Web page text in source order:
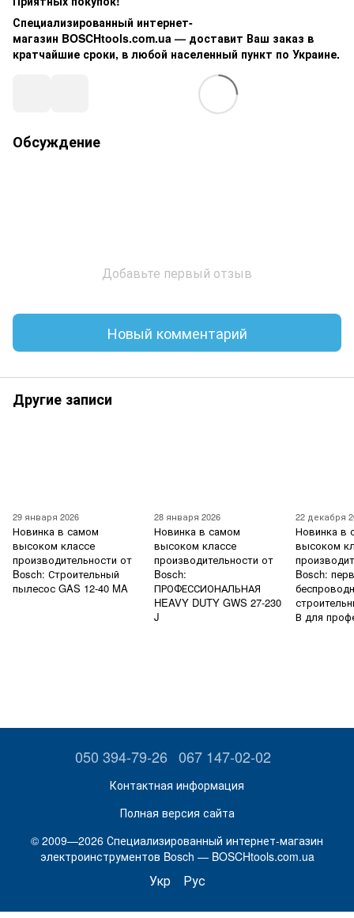
Специализированный интернет-
магазин BOSCHtools.com.ua — доставит Ваш заказ в
кратчайшие сроки, в любой населенный пункт по Украине.
Обсуждение
Добавьте первый отзыв
Новый комментарий
Другие записи
29 января 2026
Новинка в самом
высоком классе
производительности от
Bosch: Строительный
пылесос GAS 12-40 MA
28 января 2026
Новинка в самом
высоком классе
производительности от
Bosch:
ПРОФЕССИОНАЛЬНАЯ
HEAVY DUTY GWS 27-230
J
22 декабря
Новинка в
высоком
Bosch:
В для
050 394-79-26 067 147-02-02
Контактная информация
Полная версия сайта
© 2009—2026 Специализированный интернет-магазин
электроинструментов Bosch — BOSCHtools.com.ua
Укр Рус